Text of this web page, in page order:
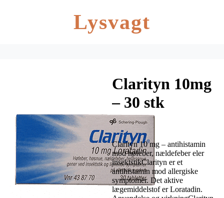
Lysvagt
Clarityn 10mg
– 30 stk
Clarityn 10 mg – antihistamin
mod høfeber, nældefeber eler
insektstikClarityn er et
antihistamin mod allergiske
symptomer. Det aktive
lægemiddelstof er Loratadin.